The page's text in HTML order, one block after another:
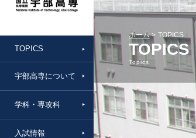
TOPICS
宇部高専について
学科・専攻科
入試情報
ホーム TOPICS
TOPICS
Topics